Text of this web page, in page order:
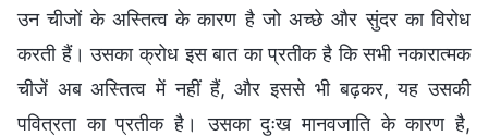
उन चीजों के अस्तित्व के कारण है जो अच्छे और सुंदर का विरोध
करती हैं। उसका क्रोध इस बात का प्रतीक है कि सभी नकारात्मक
चीजें अब अस्तित्व में नहीं हैं, और इससे भी बढ़कर, यह उसकी
पवित्रता का प्रतीक है। उसका दुःख मानवजाति के कारण है,